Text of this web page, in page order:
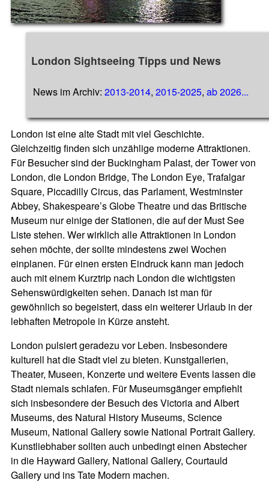
London Sightseeing Tipps und News
News im Archiv:2013-2014,2015-2025,ab 2026...
London ist eine alte Stadt mit viel Geschichte.
Gleichzeitig finden sich unzählige moderne Attraktionen.
Für Besucher sind der Buckingham Palast, der Tower von
London, die London Bridge, The London Eye, Trafalgar
Square, Piccadilly Circus, das Parlament, Westminster
Abbey, Shakespeare’s Globe Theatre und das Britische
Museum nur einige der Stationen, die auf der Must See
Liste stehen. Wer wirklich alle Attraktionen in London
sehen möchte, der sollte mindestens zwei Wochen
einplanen. Für einen ersten Eindruck kann man jedoch
auch mit einem Kurztrip nach London die wichtigsten
Sehenswürdigkeiten sehen. Danach ist man für
gewöhnlich so begeistert, dass ein weiterer Urlaub in der
lebhaften Metropole in Kürze ansteht.
London pulsiert geradezu vor Leben. Insbesondere
kulturell hat die Stadt viel zu bieten. Kunstgallerien,
Theater, Museen, Konzerte und weitere Events lassen die
Stadt niemals schlafen. Für Museumsgänger empfiehlt
sich insbesondere der Besuch des Victoria and Albert
Museums, des Natural History Museums, Science
Museum, National Gallery sowie National Portrait Gallery.
Kunstliebhaber sollten auch unbedingt einen Abstecher
in die Hayward Gallery, National Gallery, Courtauld
Gallery und ins Tate Modern machen.